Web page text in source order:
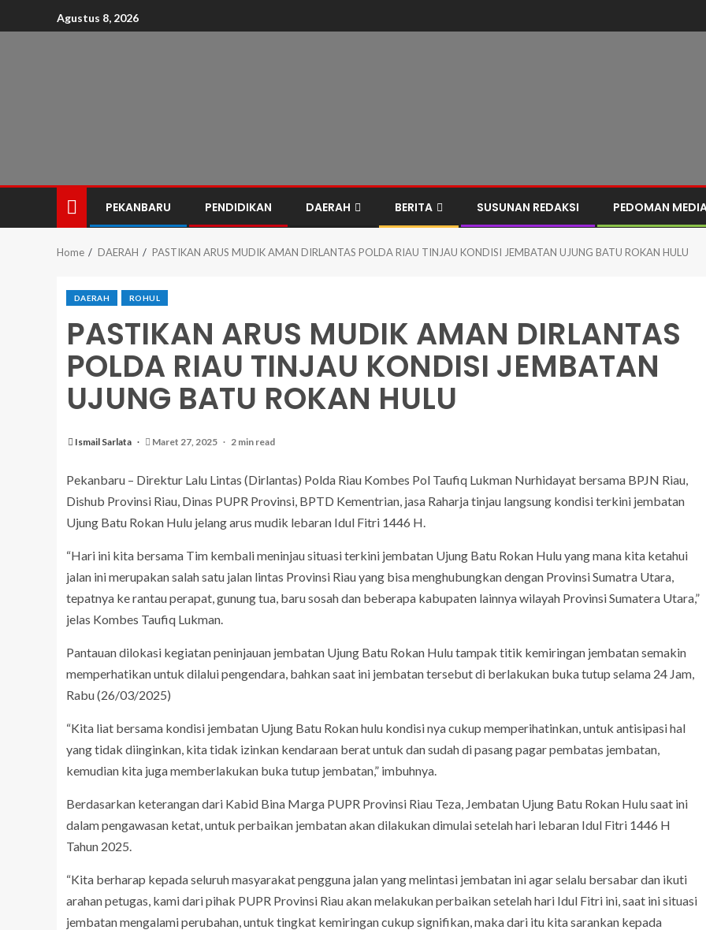
Agustus 8, 2026
PEKANBARU PENDIDIKAN DAERAH BERITA SUSUNAN REDAKSI PEDOMAN
Home DAERAH PASTIKAN ARUS MUDIK AMAN DIRLANTAS POLDA RIAU TINJAU KONDISI JEMBATAN UJUNG BATU ROKAN HULU
DAERAH ROHUL
PASTIKAN ARUS MUDIK AMAN DIRLANTAS
POLDA RIAU TINJAU KONDISI JEMBATAN
UJUNG BATU ROKAN HULU
Ismail Sarlata Maret 27, 2025 2 min read
Pekanbaru – Direktur Lalu Lintas (Dirlantas) Polda Riau Kombes Pol Taufiq Lukman Nurhidayat bersama BPJN Riau,
Dishub Provinsi Riau, Dinas PUPR Provinsi, BPTD Kementrian, jasa Raharja tinjau langsung kondisi terkini jembatan
Ujung Batu Rokan Hulu jelang arus mudik lebaran Idul Fitri 1446 H.
“Hari ini kita bersama Tim kembali meninjau situasi terkini jembatan Ujung Batu Rokan Hulu yang mana kita ketahui
jalan ini merupakan salah satu jalan lintas Provinsi Riau yang bisa menghubungkan dengan Provinsi Sumatra Utara,
tepatnya ke rantau perapat, gunung tua, baru sosah dan beberapa kabupaten lainnya wilayah Provinsi Sumatera Utara,”
jelas Kombes Taufiq Lukman.
Pantauan dilokasi kegiatan peninjauan jembatan Ujung Batu Rokan Hulu tampak titik kemiringan jembatan semakin
memperhatikan untuk dilalui pengendara, bahkan saat ini jembatan tersebut di berlakukan buka tutup selama 24 Jam,
Rabu (26/03/2025)
“Kita liat bersama kondisi jembatan Ujung Batu Rokan hulu kondisi nya cukup memperihatinkan, untuk antisipasi hal
yang tidak diinginkan, kita tidak izinkan kendaraan berat untuk dan sudah di pasang pagar pembatas jembatan,
kemudian kita juga memberlakukan buka tutup jembatan,” imbuhnya.
Berdasarkan keterangan dari Kabid Bina Marga PUPR Provinsi Riau Teza, Jembatan Ujung Batu Rokan Hulu saat ini
dalam pengawasan ketat, untuk perbaikan jembatan akan dilakukan dimulai setelah hari lebaran Idul Fitri 1446 H
Tahun 2025.
“Kita berharap kepada seluruh masyarakat pengguna jalan yang melintasi jembatan ini agar selalu bersabar dan ikuti
arahan petugas, kami dari pihak PUPR Provinsi Riau akan melakukan perbaikan setelah hari Idul Fitri ini, saat ini situasi
jembatan mengalami perubahan, untuk tingkat kemiringan cukup signifikan, maka dari itu kita sarankan kepada